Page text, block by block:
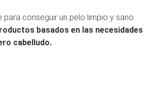
para conseguir un pelo limpio y sano
basados en las necesidades
cabelludo.